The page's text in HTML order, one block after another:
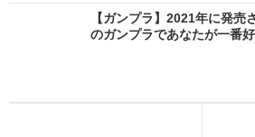
【ガンプラ】2021年に発売
のガンプラであなたが一番